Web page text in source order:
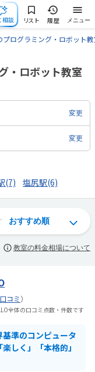
相談 リスト 履歴 メニュー
プログラミング・ロボット
・ロボット教室
変更
変更
(7) 塩尻駅(6)
教室の料金相場について
コミ）
全体の口コミ点数・件数です
準のコンピュータ
しく」「本格的」